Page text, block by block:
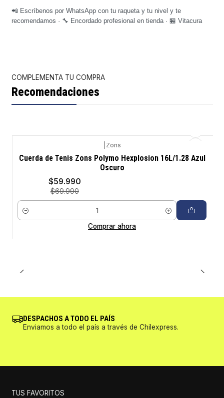
📲 Escríbenos por WhatsApp con tu raqueta y tu nivel y te
recomendamos · 🔧 Encordado profesional en tienda · 🏪 Vitacura
COMPLEMENTA TU COMPRA
Recomendaciones
-14%
Zons
Cuerda de Tenis Zons Polymo Hexplosion 16L/1.28 Azul
Oscuro
$59.990
$69.990
Cantidad
Comprar ahora
DESPACHOS A TODO EL PAÍS
Enviamos a todo el país a través de Chilexpress.
TUS FAVORITOS